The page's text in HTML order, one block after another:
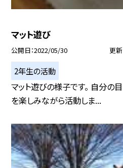
マット遊び
公開日 2022/05/30 更
2年生の活動
マット遊びの様子です。 自分の
を楽しみながら活動しま...